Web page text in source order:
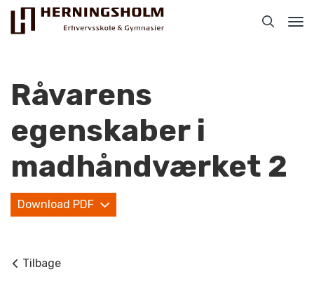
For beskæftigede
Råvarens
egenskaber i
madhåndværket 2
Download PDF
Tilbage